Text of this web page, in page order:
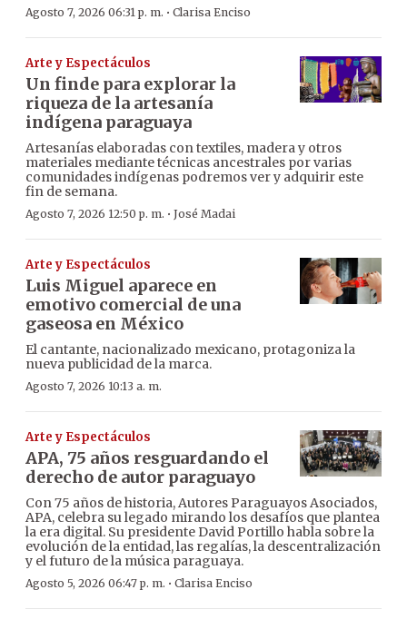
Agosto 7, 2026 06:31 p. m. · Clarisa Enciso
Arte y Espectáculos
Un finde para explorar la
riqueza de la artesanía
indígena paraguaya
Artesanías elaboradas con textiles, madera y otros
materiales mediante técnicas ancestrales por varias
comunidades indígenas podremos ver y adquirir este
fin de semana.
Agosto 7, 2026 12:50 p. m. · José Madai
Arte y Espectáculos
Luis Miguel aparece en
emotivo comercial de una
gaseosa en México
El cantante, nacionalizado mexicano, protagoniza la
nueva publicidad de la marca.
Agosto 7, 2026 10:13 a. m.
Arte y Espectáculos
APA, 75 años resguardando el
derecho de autor paraguayo
Con 75 años de historia, Autores Paraguayos Asociados,
APA, celebra su legado mirando los desafíos que plantea
la era digital. Su presidente David Portillo habla sobre la
evolución de la entidad, las regalías, la descentralización
y el futuro de la música paraguaya.
Agosto 5, 2026 06:47 p. m. · Clarisa Enciso